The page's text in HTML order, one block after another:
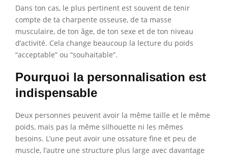
Dans ton cas, le plus pertinent est souvent de tenir
compte de ta charpente osseuse, de ta masse
musculaire, de ton âge, de ton sexe et de ton niveau
d’activité. Cela change beaucoup la lecture du poids
“acceptable” ou “souhaitable”.
Pourquoi la personnalisation est
indispensable
Deux personnes peuvent avoir la même taille et le même
poids, mais pas la même silhouette ni les mêmes
besoins. L’une peut avoir une ossature fine et peu de
muscle, l’autre une structure plus large avec davantage